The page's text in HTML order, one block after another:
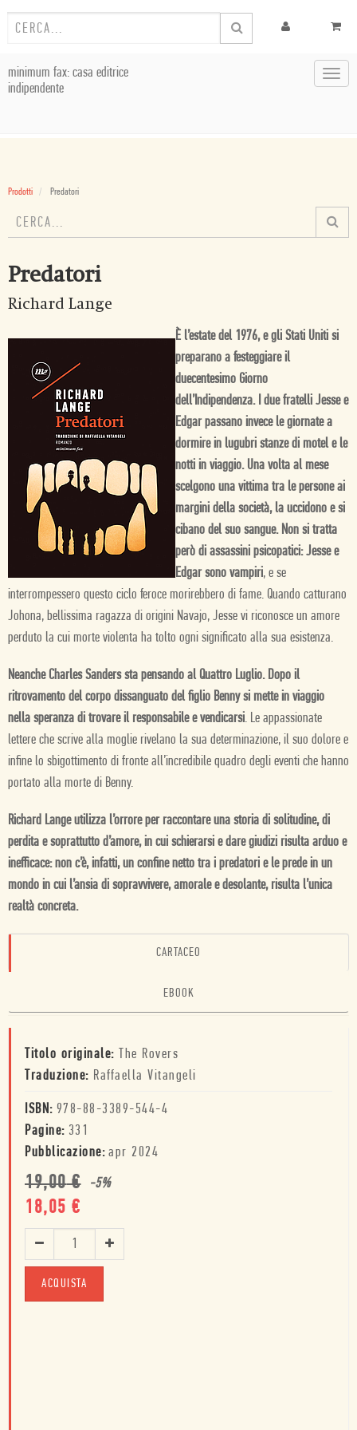
minimum fax: casa editrice
indipendente
Prodotti Predatori
Predatori
Richard Lange
È l’estate del 1976, e gli Stati Uniti si
preparano a festeggiare il
duecentesimo Giorno
dell’Indipendenza. I due fratelli Jesse e
Edgar passano invece le giornate a
dormire in lugubri stanze di motel e le
notti in viaggio. Una volta al mese
scelgono una vittima tra le persone ai
margini della società, la uccidono e si
cibano del suo sangue. Non si tratta
però di assassini psicopatici: Jesse e
Edgar sono vampiri, e se
interrompessero questo ciclo feroce morirebbero di fame. Quando catturano
Johona, bellissima ragazza di origini Navajo, Jesse vi riconosce un amore
perduto la cui morte violenta ha tolto ogni significato alla sua esistenza.
Neanche Charles Sanders sta pensando al Quattro Luglio. Dopo il
ritrovamento del corpo dissanguato del figlio Benny si mette in viaggio
nella speranza di trovare il responsabile e vendicarsi. Le appassionate
lettere che scrive alla moglie rivelano la sua determinazione, il suo dolore e
infine lo sbigottimento di fronte all’incredibile quadro degli eventi che hanno
portato alla morte di Benny.
Richard Lange utilizza l’orrore per raccontare una storia di solitudine, di
perdita e soprattutto d’amore, in cui schierarsi e dare giudizi risulta arduo e
inefficace: non c’è, infatti, un confine netto tra i predatori e le prede in un
mondo in cui l’ansia di sopravvivere, amorale e desolante, risulta l’unica
realtà concreta.
CARTACEO
EBOOK
Titolo originale: The Rovers
Traduzione: Raffaella Vitangeli
ISBN: 978-88-3389-544-4
Pagine: 331
Pubblicazione: apr 2024
19,00€ -5%
18,05 €
ACQUISTA